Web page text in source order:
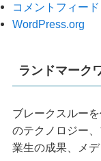
コメントフィード
WordPress.org
ランドマーク
ブレークスルー
のテクノロジー
業生の成果、メ